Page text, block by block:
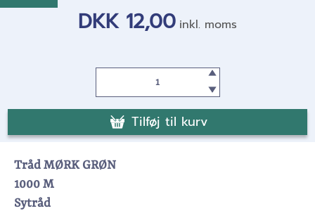
DKK 12,00 inkl. moms
Tilføj til kurv
Tråd MØRK GRØN
1000 M
Sytråd